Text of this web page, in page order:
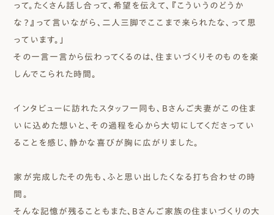
って。たくさん話し合って、希望を伝えて、『こういうのどうか
な？』って言いながら、二人三脚でここまで来られたな、って思
っています。」
その一言一言から伝わってくるのは、住まいづくりそのものを楽
しんでこられた時間。
インタビューに訪れたスタッフ一同も、Bさんご夫妻がこの住ま
いに込めた想いと、その過程を心から大切にしてくださってい
ることを感じ、静かな喜びが胸に広がりました。
家が完成したその先も、ふと思い出したくなる打ち合わせの時
間。
そんな記憶が残ることもまた、Bさんご家族の住まいづくりの大